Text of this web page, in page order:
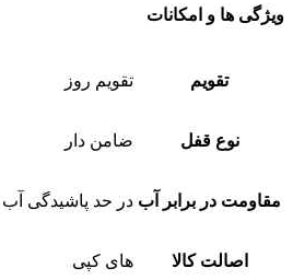
ویژگی ها و امکانات
تقویم تقویم روز
نوع قفل ضامن دار
مقاومت در برابر آب در حد پاشیدگی آب
اصالت کالا های کپی